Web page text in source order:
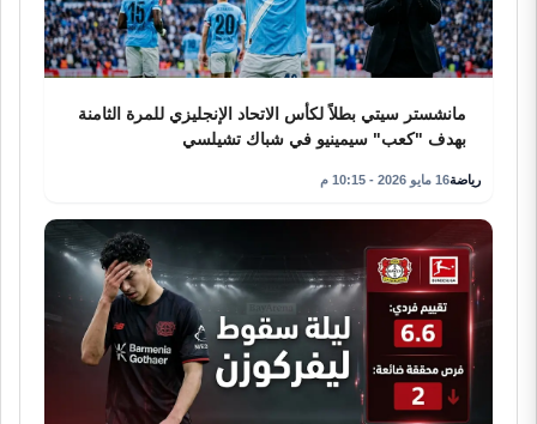
مانشستر سيتي بطلاً لكأس الاتحاد الإنجليزي للمرة الثامنة
بهدف "كعب" سيمينيو في شباك تشيلسي
رياضة16 مايو 2026 - 10:15 م